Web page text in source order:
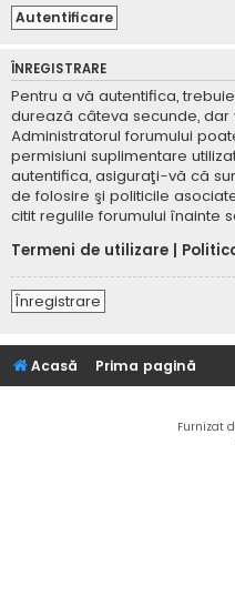
ÎNREGISTRARE
Pentru a vă autentifica,
durează câteva secunde,
Administratorul forumului
permisiuni suplimentare
autentifica, asiguraţi-vă că
de folosire şi politicile
citit regulile forumului înainte
Termeni de utilizare
Înregistrare
Acasă Prima pagină
Furnizat